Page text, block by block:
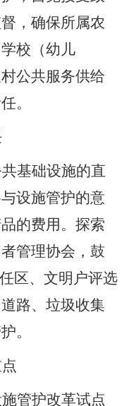
，确保所属农
校（幼儿
公共服务供给
。
基础设施的直
设施管护的意
的费用。探索
管理协会，鼓
区、文明户评选
路、垃圾收集
。
管护改革试点